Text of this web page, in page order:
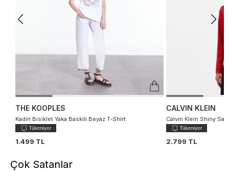
THE KOOPLES
Kadin Bisiklet Yaka Baskili Beyaz T-Shirt
1.499 TL
CALVIN KLEIN
Calvin Klein Shiny
2.799 TL
Çok Satanlar